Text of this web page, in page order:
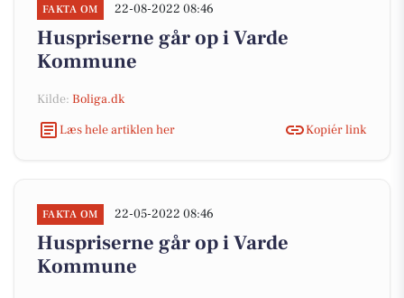
FAKTA OM 22-08-2022 08:46
Huspriserne går op i Varde
Kommune
Kilde: Boliga.dk
Læs hele artiklen her
Kopiér link
FAKTA OM 22-05-2022 08:46
Huspriserne går op i Varde
Kommune